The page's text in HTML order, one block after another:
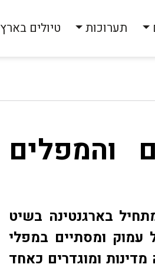
תערוכות טיולים בארץ
והמפלים
בארגנטינה בשיט
עמוק ומסתיים במפלי
ומוגדרים כאחד